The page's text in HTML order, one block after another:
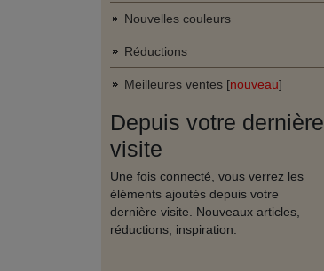
Nouvelles couleurs
Réductions
Meilleures ventes [nouveau]
Depuis votre dernière
visite
Une fois connecté, vous verrez les
éléments ajoutés depuis votre
dernière visite. Nouveaux articles,
réductions, inspiration.